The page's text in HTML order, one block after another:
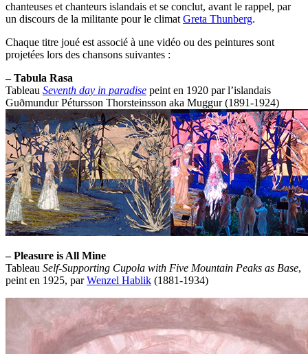
chanteuses et chanteurs islandais et se conclut, avant le rappel, par
un discours de la militante pour le climatGreta Thunberg.
Chaque titre joué est associé à une vidéo ou des peintures sont
projetées lors des chansons suivantes :
– Tabula Rasa
Tableau Seventh day in paradise peint en 1920 par l’islandais
Guðmundur Pétursson Thorsteinsson aka Muggur (1891-1924)
– Pleasure is All Mine
Tableau Self-Supporting Cupola with Five Mountain Peaks as Base,
peint en 1925, parWenzel Hablik (1881-1934)